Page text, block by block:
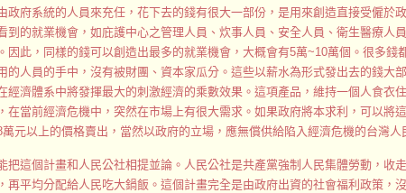
政府系統的人員來充任，花下去的錢有很大一部份，是用來創造直接受僱於
到的就業機會，如庇護中心之管理人員、炊事人員、安全人員、衛生醫療人
因此，同樣的錢可以創造出最多的就業機會，大概會有5萬~10萬個。很多錢
的人員的手中，沒有被財團、資本家瓜分。這些以薪水為形式發出去的錢大
經濟體系中將發揮最大的刺激經濟的乘數效果。這項產品，維持一個人食衣
在當前經濟危機中，突然在市場上有很大需求。如果政府將本求利，可以將
萬元以上的價格賣出，當然以政府的立場，應無償供給陷入經濟危機的台灣人
把這個計畫和人民公社相提並論。人民公社是共產黨強制人民集體勞動，收
再平均分配給人民吃大鍋飯。這個計畫完全是由政府出資的社會福利政策，